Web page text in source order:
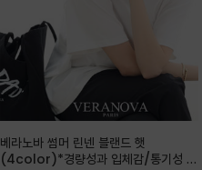
베라노바 썸머 린넨 블랜드 햇
(4color)*경량성과 입체감/통기성 좋